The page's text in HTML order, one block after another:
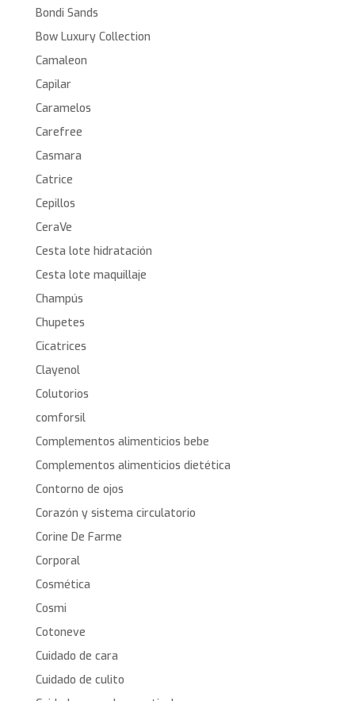
Bondi Sands
Bow Luxury Collection
Camaleon
Capilar
Caramelos
Carefree
Casmara
Catrice
Cepillos
CeraVe
Cesta lote hidratación
Cesta lote maquillaje
Champús
Chupetes
Cicatrices
Clayenol
Colutorios
comforsil
Complementos alimenticios bebe
Complementos alimenticios dietética
Contorno de ojos
Corazón y sistema circulatorio
Corine De Farme
Corporal
Cosmética
Cosmi
Cotoneve
Cuidado de cara
Cuidado de culito